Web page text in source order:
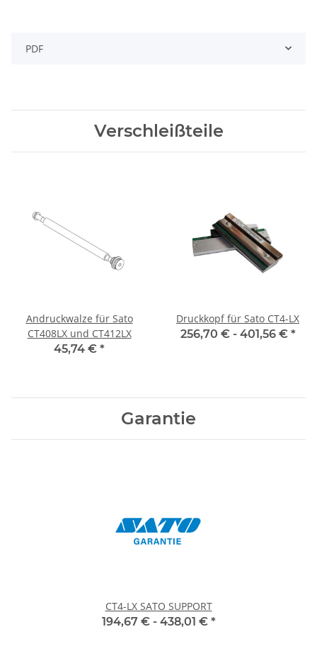
PDF
Verschleißteile
Andruckwalze für Sato
CT408LX und CT412LX
45,74 € *
Druckkopf für Sato CT4-LX
256,70 € - 401,56 € *
Garantie
CT4-LX SATO SUPPORT
194,67 € - 438,01 € *